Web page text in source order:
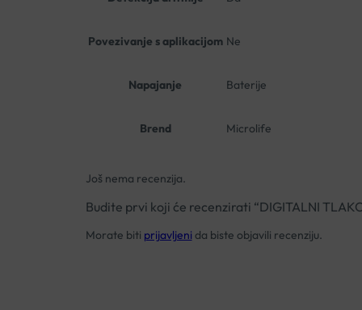
Povezivanje s aplikacijom Ne
Napajanje Baterije
Brend Microlife
Još nema recenzija.
Budite prvi koji će recenzirati “DIGITALNI
Morate biti prijavljeni da biste objavili recenziju.